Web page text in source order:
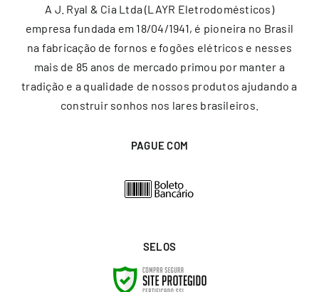
A J. Ryal & Cia Ltda (LAYR Eletrodomésticos)
empresa fundada em 18/04/1941, é pioneira no Brasil
na fabricação de fornos e fogões elétricos e nesses
mais de 85 anos de mercado primou por manter a
tradição e a qualidade de nossos produtos ajudando a
construir sonhos nos lares brasileiros.
PAGUE COM
SELOS